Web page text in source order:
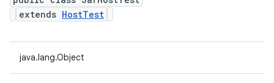
extends HostTest
java.lang.Object